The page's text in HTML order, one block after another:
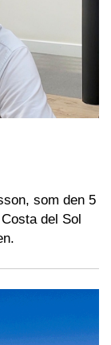
som den 5
del Sol